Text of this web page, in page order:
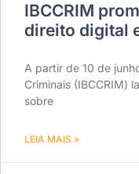
IBCCRIM
direito digital
A partir de 10 de
Criminais (IBCCRIM)
sobre
LEIA MAIS »